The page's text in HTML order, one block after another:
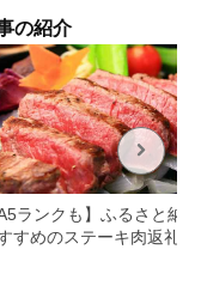
の紹介
A5ランクも】ふるさと納
すめのステーキ肉返礼品